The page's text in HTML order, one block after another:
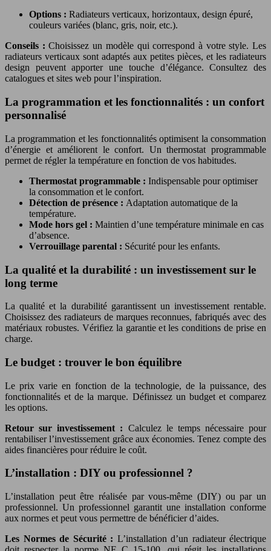
Options : Radiateurs verticaux, horizontaux, design épuré,
couleurs variées (blanc, gris, noir, etc.).
Conseils :Choisissez un modèle qui correspond à votre style. Les
radiateurs verticaux sont adaptés aux petites pièces, et les radiateurs
design peuvent apporter une touche d’élégance. Consultez des
catalogues et sites web pour l’inspiration.
La programmation et les fonctionnalités : un confort
personnalisé
La programmation et les fonctionnalités optimisent la consommation
d’énergie et améliorent le confort. Un thermostat programmable
permet de régler la température en fonction de vos habitudes.
Thermostat programmable : Indispensable pour optimiser
la consommation et le confort.
Détection de présence : Adaptation automatique de la
température.
Mode hors gel : Maintien d’une température minimale en cas
d’absence.
Verrouillage parental : Sécurité pour les enfants.
La qualité et la durabilité : un investissement sur le
long terme
La qualité et la durabilité garantissent un investissement rentable.
Choisissez des radiateurs de marques reconnues, fabriqués avec des
matériaux robustes. Vérifiez la garantie et les conditions de prise en
charge.
Le budget : trouver le bon équilibre
Le prix varie en fonction de la technologie, de la puissance, des
fonctionnalités et de la marque. Définissez un budget et comparez
les options.
Retour sur investissement : Calculez le temps nécessaire pour
rentabiliser l’investissement grâce aux économies. Tenez compte des
aides financières pour réduire le coût.
L’installation : DIY ou professionnel ?
L’installation peut être réalisée par vous-même (DIY) ou par un
professionnel. Un professionnel garantit une installation conforme
aux normes et peut vous permettre de bénéficier d’aides.
Les Normes de Sécurité : L’installation d’un radiateur électrique